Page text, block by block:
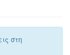
στη